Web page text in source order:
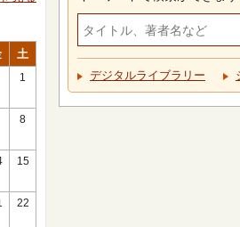
土
1
8
15
22
デジタルライブラリー